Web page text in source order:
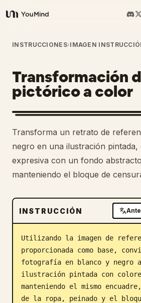
YouMind
Resumen
Casos de uso
Habilidades
Prompts
Precios
Descargar
Blog
Actualizaciones
INSTRUCCIONES›IMAGEN
Transformación
pictórico a color
Transforma un retrato de
negro en una ilustración
expresiva con un fondo
manteniendo el bloque de
INSTRUCCIÓN
Utilizando la imagen de
proporcionada como base,
fotografía en blanco y negro
ilustración pintada con
manteniendo el mismo
de la ropa, peinado y el